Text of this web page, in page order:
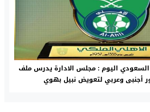
السعودي اليوم : مجلس الادارة يدرس ملف
أجنبى وعربي لتعويض نبيل بهوي